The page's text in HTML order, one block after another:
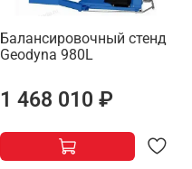
Балансировочный стенд
Geodyna 980L
1 468 010 ₽